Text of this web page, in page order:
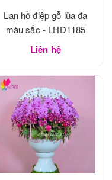
Lan hồ điệp gỗ lũa đa
màu sắc - LHD1185
Liên hệ